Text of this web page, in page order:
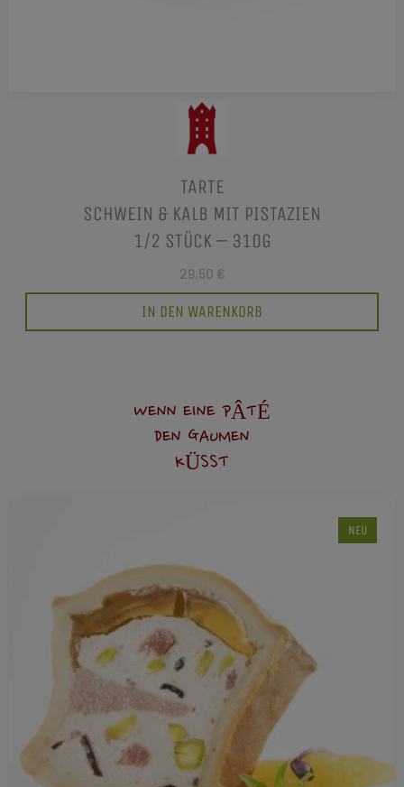
TARTE
SCHWEIN & KALB MIT PISTAZIEN
1/2 STÜCK – 310G
29,50 €
IN DEN WARENKORB
WENN EINE PÂTÉ
DEN GAUMEN
KÜSST
NEU